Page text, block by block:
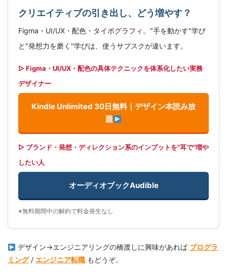
クリエイティブの引き出し、どう増やす？
Figma・UI/UX・配色・タイポグラフィ。"手を動かす"学び
と"発想力を磨く"学びは、使うサブスクが違います。
▷ Figma・UI/UX・配色の具体テクニックを体系化したい実務
デザイナー
Kindle Unlimited 30日無料｜デザイン本読み放
題
▷ ブランド・発想・ディレクション系のインプットを"耳で"増や
したい人
オーディオブックAudible
※無料期間中の解約で料金発生なし
デザイン→エンジニアリングの橋渡しに興味があれば プログラ
ミング/ エンジニア転職 もどうぞ。